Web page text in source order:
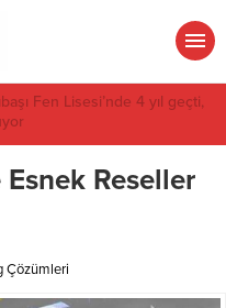
Fen Lisesi’nde 4 yıl geçti,
Reseller
Çözümleri